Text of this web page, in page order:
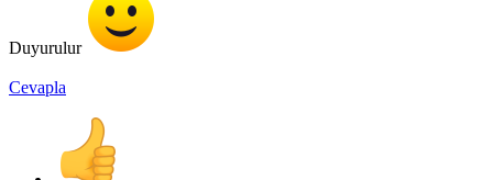
Duyurulur
Cevapla